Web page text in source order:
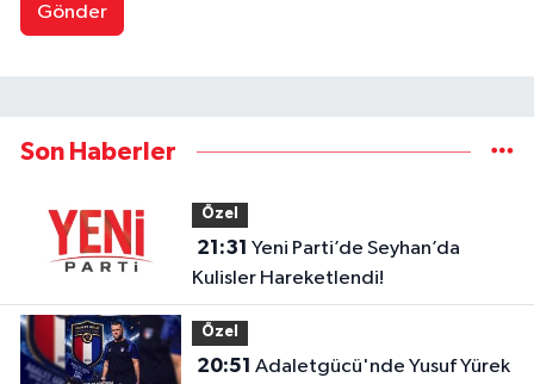
Gönder
Son Haberler
Özel
21:31
Kulisler Hareketlendi!
Özel
20:51